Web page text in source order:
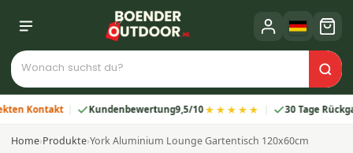
Kontakt Kundenbewertung9,5/10★★★★★ 30 Tage Rückgabe
Home›Produkte›York Aluminium Lounge Gartentisch 120x60cm